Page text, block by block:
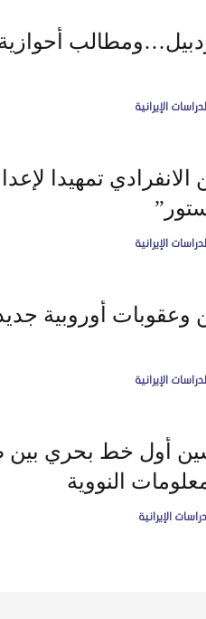
الإيرانية
تمهيدا
الإيرانية
وعقوبات أوروبية
الإيرانية
(28 يوليو) تدشين أول
النووية
الإيرانية